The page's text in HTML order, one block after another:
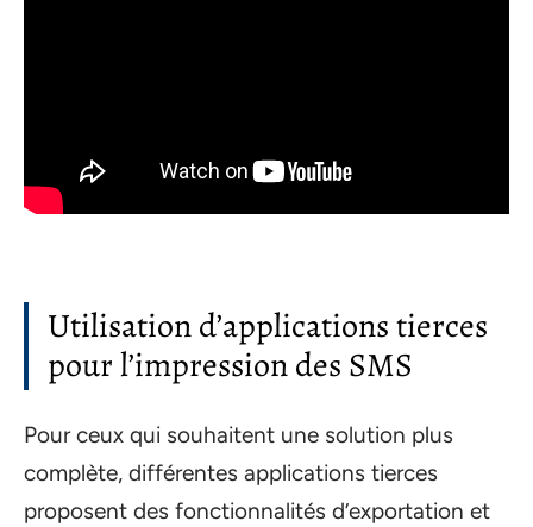
Utilisation d’applications tierces
pour l’impression des SMS
Pour ceux qui souhaitent une solution plus
complète, différentes applications tierces
proposent des fonctionnalités d’exportation et